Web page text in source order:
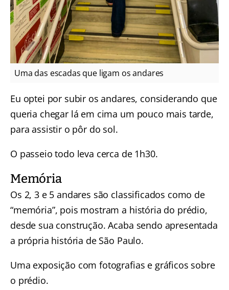
Uma das escadas que ligam os andares
Eu optei por subir os andares, considerando que
queria chegar lá em cima um pouco mais tarde,
para assistir o pôr do sol.
O passeio todo leva cerca de 1h30.
Memória
Os 2, 3 e 5 andares são classificados como de
“memória”, pois mostram a história do prédio,
desde sua construção. Acaba sendo apresentada
a própria história de São Paulo.
Uma exposição com fotografias e gráficos sobre
o prédio.